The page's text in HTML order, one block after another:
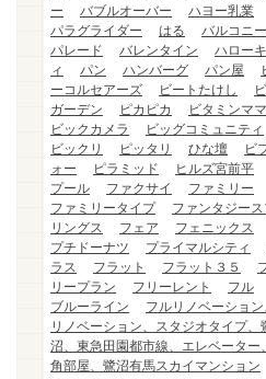
ー
バブルオーバー
ハヨー乳業
パラグライダー
はる
バルコニー
パレード
バレンタイン
ハロー
ィ
パン ハンバーグ パン屋
ーコルセアーズ
ビートたけし
ガーデン
ピカピカ
ビタミンママ
ビックカメラ
ビッグコミュニティ
ビックリ
ピッタリ ひな壇
ビ
ォー
ピラミッド
ヒルズ宮前平
プール
ファクサイ
ファミリー
ファミリータイプ
ファンタジー
リングス
フェア
フェニックス
プチドーナツ
プライマルシティ
ラス
フラット フラット３５
リープラン
フリーレント
フル
ブルーライン
フルリノベーション
リノベーション、スタジオタイプ、
沼、東急田園都市線、エレベーター、
角部屋、鷺沼有馬スカイマンション